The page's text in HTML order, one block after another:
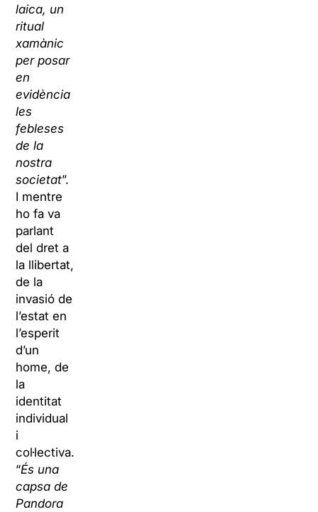
laica, un
ritual
xamànic
per posar
en
evidència
les
febleses
de la
nostra
societat”.
I mentre
ho fa va
parlant
del dret a
la llibertat,
de la
invasió de
l’estat en
l’esperit
d’un
home, de
la
identitat
individual
i
col·lectiva.
“És una
capsa de
Pandora